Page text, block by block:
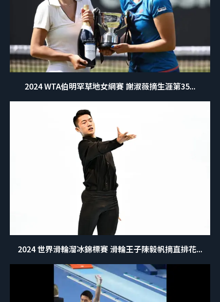
2024 WTA伯明罕草地女網賽 謝淑薇摘生涯第35...
2024 世界滑輪溜冰錦標賽 滑輪王子陳毅帆摘直排花...